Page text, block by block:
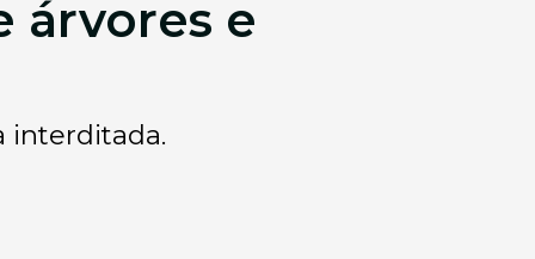
árvores e
interditada.